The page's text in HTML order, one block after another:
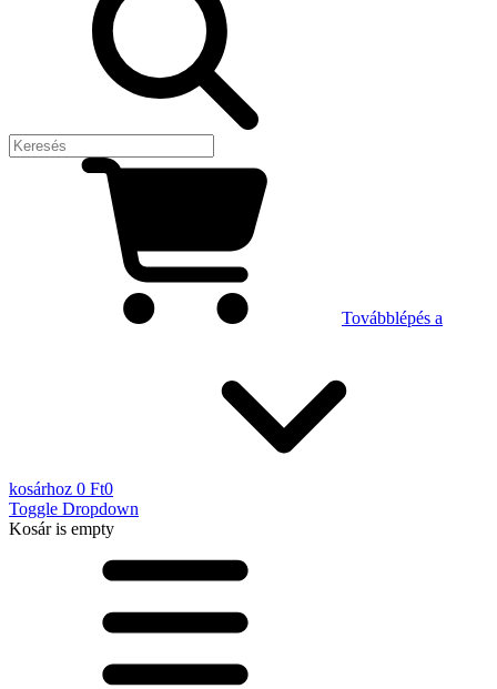
Továbblépés a
kosárhoz 0 Ft0
Toggle Dropdown
Kosáris empty